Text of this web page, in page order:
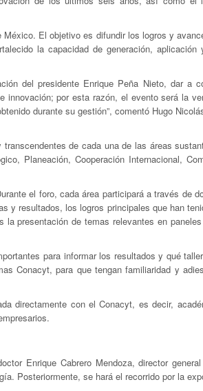
El objetivo es difundir los logros y
la capacidad de generación, aplicación
del presidente Enrique Peña Nieto, dar a
por esta razón, el evento será la
durante su gestión”, comentó Hugo
de cada una de las áreas
Planeación, Cooperación Internacional,
el foro, cada área participará a través de
y resultados, los logros principales que han
presentación de temas relevantes en
para informar los resultados y qué
Conacyt, para que tengan familiaridad y
directamente con el Conacyt, es decir,
Enrique Cabrero Mendoza, director
Posteriormente, se hará el recorrido por la